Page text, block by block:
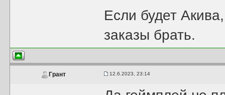
Если будет
заказы брать.
Грант 12.6.2023, 23:14